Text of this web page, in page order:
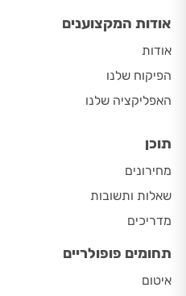
אודות המקצוענים
אודות
הפיקוח שלנו
האפליקציה שלנו
תוכן
מחירונים
שאלות ותשובות
מדריכים
תחומים פופולריים
איטום